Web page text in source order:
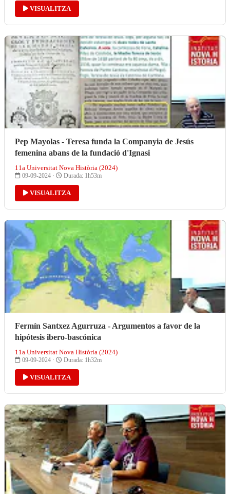
VISUALITZA
Pep Mayolas - Teresa funda la Companyia de Jesús
femenina abans de la fundació d'Ignasi
11a Universitat Nova Història (2024)
09-09-2024 · Durada: 1h53m
VISUALITZA
Fermín Santxez Agurruza - Argumentos a favor de la
hipótesis ibero-bascónica
11a Universitat Nova Història (2024)
09-09-2024 · Durada: 1h32m
VISUALITZA